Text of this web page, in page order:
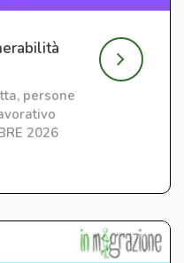
persone
2026